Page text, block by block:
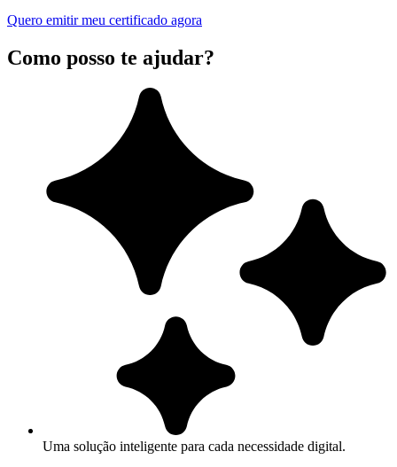
Quero emitir meu certificado agora
Como posso te ajudar?
Uma solução inteligente para cada necessidade digital.